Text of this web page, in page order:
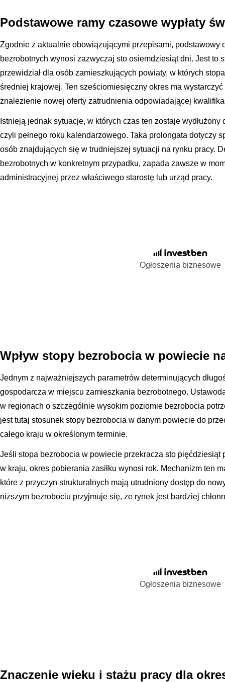
Podstawowe ramy czasowe wypłaty
Zgodnie z aktualnie obowiązującymi przepisami, podstawowy
bezrobotnych wynosi zazwyczaj sto osiemdziesiąt dni. Jest to
przewidział dla osób zamieszkujących powiaty, w których
średniej krajowej. Ten sześciomiesięczny okres ma
znalezienie nowej oferty zatrudnienia odpowiadającej
Istnieją jednak sytuacje, w których czas ten zostaje
czyli pełnego roku kalendarzowego. Taka prolongata dotyczy
osób znajdujących się w trudniejszej sytuacji na rynku pracy.
bezrobotnych w konkretnym przypadku, zapada zawsze w
administracyjnej przez właściwego starostę lub urząd pracy.
Ogłoszenia biznesowe
Wpływ stopy bezrobocia w powiecie
Jednym z najważniejszych parametrów determinujących
gospodarcza w miejscu zamieszkania bezrobotnego.
w regionach o szczególnie wysokim poziomie bezrobocia
jest tutaj stosunek stopy bezrobocia w danym powiecie do
całego kraju w określonym terminie.
Jeśli stopa bezrobocia w powiecie przekracza sto pięćdziesiąt
w kraju, okres pobierania zasiłku wynosi rok. Mechanizm ten
które z przyczyn strukturalnych mają utrudniony dostęp do
niższym bezrobociu przyjmuje się, że rynek jest bardziej
Ogłoszenia biznesowe
Znaczenie wieku i stażu pracy dla